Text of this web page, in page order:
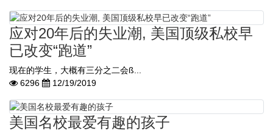
应对20年后的失业潮, 美国顶级私校早
已改变“跑道”
现在的学生，大概有三分之二会ß...
6296
12/19/2019
美国名校最爱有趣的孩子